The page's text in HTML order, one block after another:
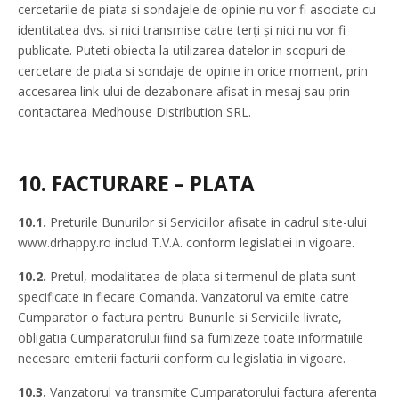
cercetarile de piata si sondajele de opinie nu vor fi asociate cu
identitatea dvs. si nici transmise catre terți și nici nu vor fi
publicate. Puteti obiecta la utilizarea datelor in scopuri de
cercetare de piata si sondaje de opinie in orice moment, prin
accesarea link-ului de dezabonare afisat in mesaj sau prin
contactarea Medhouse Distribution SRL.
10. FACTURARE – PLATA
10.1. Preturile Bunurilor si Serviciilor afisate in cadrul site-ului
www.drhappy.ro includ T.V.A. conform legislatiei in vigoare.
10.2. Pretul, modalitatea de plata si termenul de plata sunt
specificate in fiecare Comanda. Vanzatorul va emite catre
Cumparator o factura pentru Bunurile si Serviciile livrate,
obligatia Cumparatorului fiind sa furnizeze toate informatiile
necesare emiterii facturii conform cu legislatia in vigoare.
10.3. Vanzatorul va transmite Cumparatorului factura aferenta